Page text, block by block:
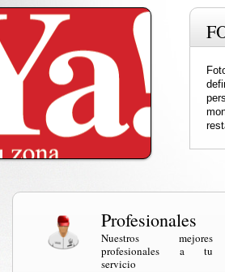
Profesionales
Nuestros mejores
profesionales a tu
servicio